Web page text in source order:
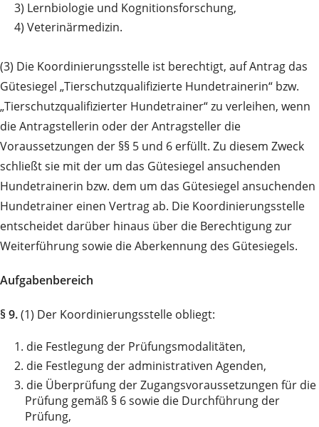
3) Lernbiologie und Kognitionsforschung,
4) Veterinärmedizin.
(3) Die Koordinierungsstelle ist berechtigt, auf Antrag das
Gütesiegel „Tierschutzqualifizierte Hundetrainerin“ bzw.
„Tierschutzqualifizierter Hundetrainer“ zu verleihen, wenn
die Antragstellerin oder der Antragsteller die
Voraussetzungen der §§ 5 und 6 erfüllt. Zu diesem Zweck
schließt sie mit der um das Gütesiegel ansuchenden
Hundetrainerin bzw. dem um das Gütesiegel ansuchenden
Hundetrainer einen Vertrag ab. Die Koordinierungsstelle
entscheidet darüber hinaus über die Berechtigung zur
Weiterführung sowie die Aberkennung des Gütesiegels.
Aufgabenbereich
§ 9.(1) Der Koordinierungsstelle obliegt:
1. die Festlegung der Prüfungsmodalitäten,
2. die Festlegung der administrativen Agenden,
3. die Überprüfung der Zugangsvoraussetzungen für die
Prüfung gemäß § 6 sowie die Durchführung der
Prüfung,